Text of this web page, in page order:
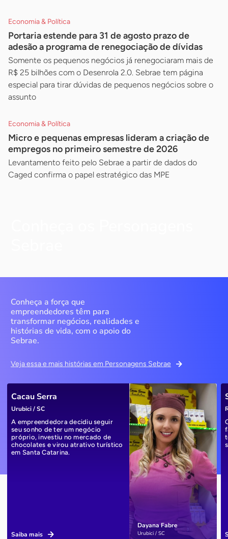
Economia & Política
Portaria estende para 31 de agosto prazo de
adesão a programa de renegociação de dívidas
Somente os pequenos negócios já renegociaram mais de
R$ 25 bilhões com o Desenrola 2.0. Sebrae tem página
especial para tirar dúvidas de pequenos negócios sobre o
assunto
Economia & Política
Micro e pequenas empresas lideram a criação de
empregos no primeiro semestre de 2026
Levantamento feito pelo Sebrae a partir de dados do
Caged confirma o papel estratégico das MPE
Conheça a força que
empreendedores têm para
transformar negócios, realidades e
histórias de vida, com o apoio do
Sebrae.
Veja essa e mais histórias em Personagens Sebrae
Dayana Fabre
Urubici / SC
Cacau Serra
Urubici / SC
A empreendedora decidiu seguir
seu sonho de ter um negócio
próprio, investiu no mercado de
chocolates e virou atrativo turístico
em Santa Catarina.
Saiba mais